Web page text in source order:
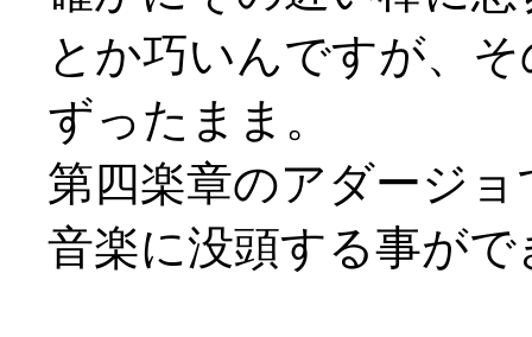
とか巧いんですが、
ずったまま。
第四楽章のアダージ
音楽に没頭する事が